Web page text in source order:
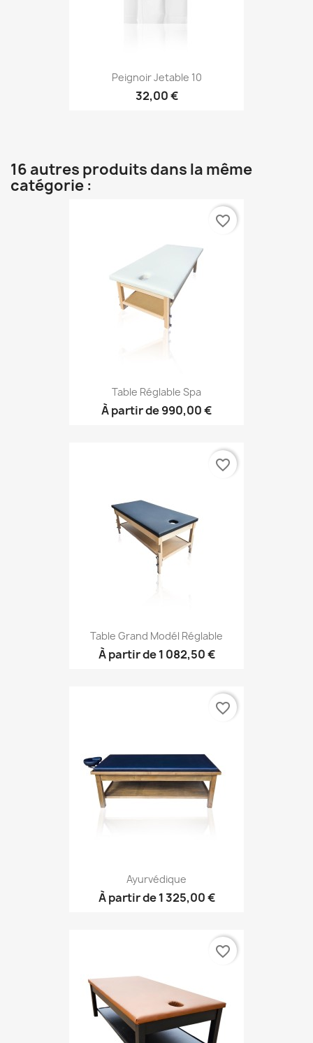
Peignoir Jetable 10
32,00 €
16 autres produits dans la même
catégorie :
Table Réglable Spa
À partir de990,00 €
favorite_border
Table Grand Modél Réglable
À partir de1 082,50 €
favorite_border
Ayurvédique
À partir de1 325,00 €
favorite_border
favorite_border